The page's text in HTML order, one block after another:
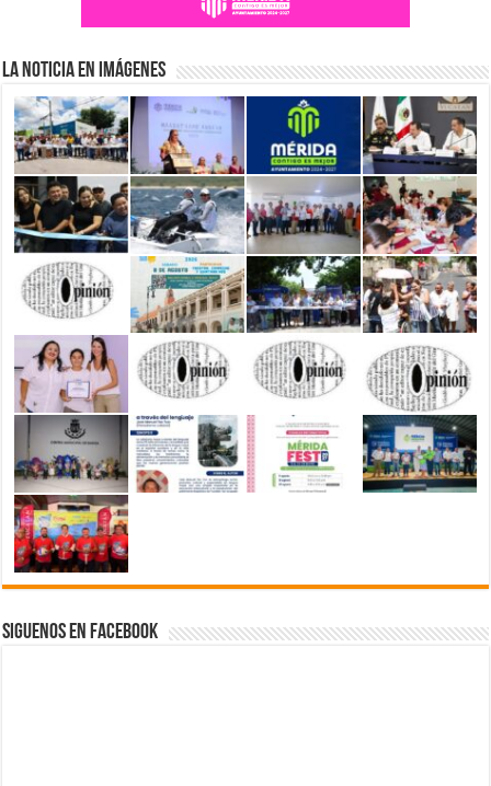
La Noticia en Imágenes
Siguenos en Facebook